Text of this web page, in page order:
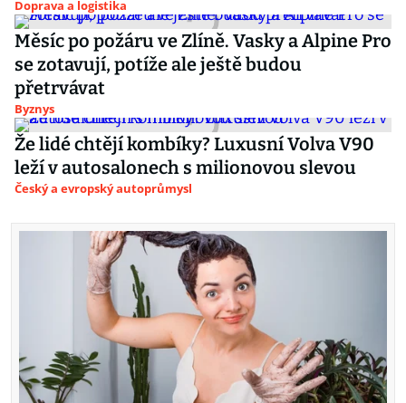
Doprava a logistika
Měsíc po požáru ve Zlíně. Vasky a Alpine Pro
se zotavují, potíže ale ještě budou
přetrvávat
Byznys
Že lidé chtějí kombíky? Luxusní Volva V90
leží v autosalonech s milionovou slevou
Český a evropský autoprůmysl